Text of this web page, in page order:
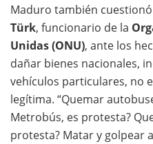
Maduro también
Türk, funcionario de la
Unidas (ONU), ante los
dañar bienes nacionales,
vehículos particulares, no
legítima. “Quemar
Metrobús, es protesta?
protesta? Matar y golpear